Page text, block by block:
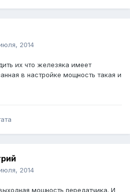
2014
их что железяка имеет
в настройке мощность такая и
2014
мощность передатчика. И